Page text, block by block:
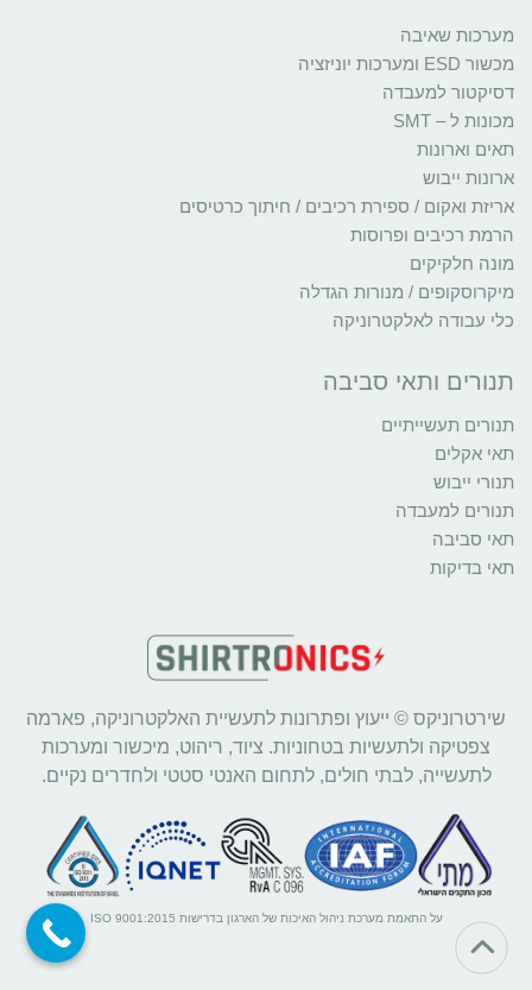
מערכות שאיבה
מכשור ESD ומערכות יוניזציה
דסיקטור למעבדה
מכונות ל – SMT
תאים וארונות
ארונות ייבוש
אריזת ואקום / ספירת רכיבים / חיתוך כרטיסים
הרמת רכיבים ופרוסות
מונה חלקיקים
מיקרוסקופים / מנורות הגדלה
כלי עבודה לאלקטרוניקה
תנורים ותאי סביבה
תנורים תעשייתיים
תאי אקלים
תנורי ייבוש
תנורים למעבדה
תאי סביבה
תאי בדיקות
שירטרוניקס © ייעוץ ופתרונות לתעשיית האלקטרוניקה, פארמה
צפטיקה ולתעשיות בטחוניות. ציוד, ריהוט, מיכשור ומערכות
לתעשייה, לבתי חולים, לתחום האנטי סטטי ולחדרים נקיים.
על התאמת מערכת ניהול האיכות של הארגון בדרישות ISO 9001:2015